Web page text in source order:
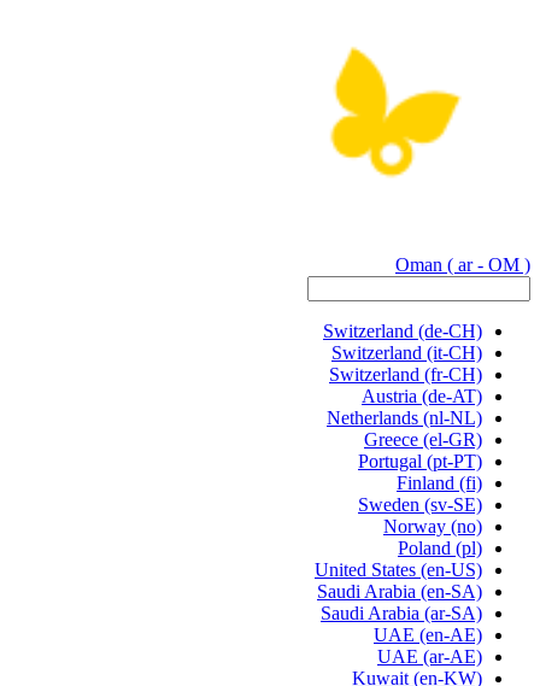
Oman ( ar - OM )
Switzerland (de-CH)
Switzerland (it-CH)
Switzerland (fr-CH)
Austria (de-AT)
Netherlands (nl-NL)
Greece (el-GR)
Portugal (pt-PT)
Finland (fi)
Sweden (sv-SE)
Norway (no)
Poland (pl)
United States (en-US)
Saudi Arabia (en-SA)
Saudi Arabia (ar-SA)
UAE (en-AE)
UAE (ar-AE)
Kuwait (en-KW)